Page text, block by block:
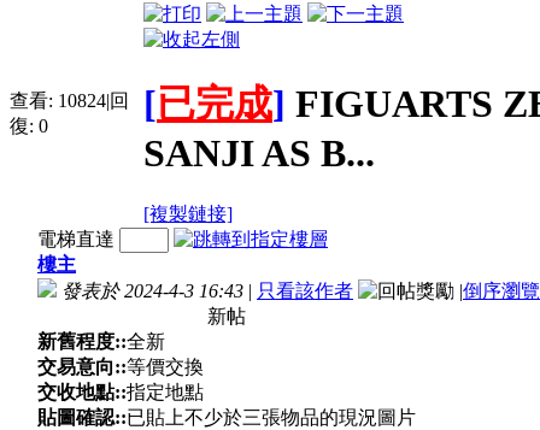
查看: 10824|回
復: 0
[已完成] FIGUARTS
SANJI AS B...
[複製鏈接]
電梯直達
樓主
發表於 2024-4-3 16:43 | 只看該作者 |倒序瀏覽
新帖
新舊程度::全新
交易意向::等價交換
交收地點::指定地點
貼圖確認::已貼上不少於三張物品的現況圖片